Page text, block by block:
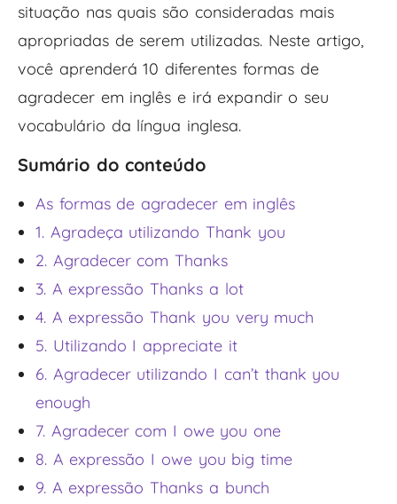
situação nas quais são consideradas mais
apropriadas de serem utilizadas. Neste artigo,
você aprenderá 10 diferentes formas de
agradecer em inglês e irá expandir o seu
vocabulário da língua inglesa.
Sumário do conteúdo
As formas de agradecer em inglês
1. Agradeça utilizando Thank you
2. Agradecer com Thanks
3. A expressão Thanks a lot
4. A expressão Thank you very much
5. Utilizando I appreciate it
6. Agradecer utilizando I can’t thank you
enough
7. Agradecer com I owe you one
8. A expressão I owe you big time
9. A expressão Thanks a bunch